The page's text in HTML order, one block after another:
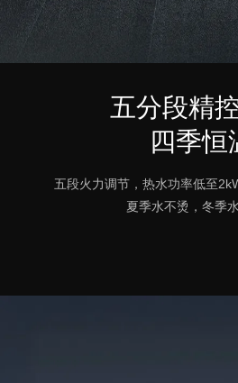
五分段精
四季恒
五段火力调节，热水功率低至
夏季水不烫，冬季水